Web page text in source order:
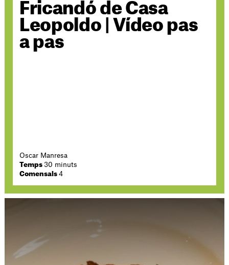
Fricandó de Casa
Leopoldo | Vídeo pas
a pas
Oscar Manresa
Temps 30 minuts
Comensals4